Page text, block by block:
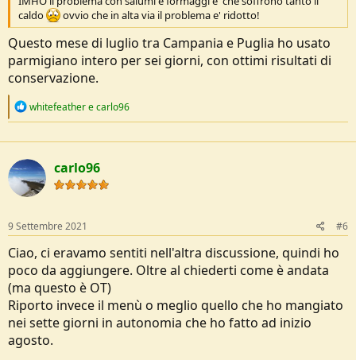
caldo
ovvio che in alta via il problema e' ridotto!
Questo mese di luglio tra Campania e Puglia ho usato
parmigiano intero per sei giorni, con ottimi risultati di
conservazione.
R
c
t
i
o
n
whitefeatherecarlo96
carlo96
9 Settembre 2021 #6
Ciao, ci eravamo sentiti nell'altra discussione, quindi ho
poco da aggiungere. Oltre al chiederti come è andata
(ma questo è OT)
Riporto invece il menù o meglio quello che ho mangiato
nei sette giorni in autonomia che ho fatto ad inizio
agosto.